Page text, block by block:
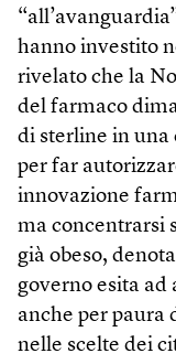
hanno investito
rivelato che la
del farmaco
di sterline in una
per far
innovazione
ma concentrarsi
già obeso,
governo esita ad
anche per paura
nelle scelte dei